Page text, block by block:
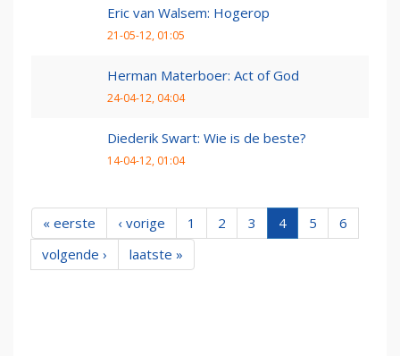
Eric van Walsem: Hogerop
21-05-12, 01:05
Herman Materboer: Act of God
24-04-12, 04:04
Diederik Swart: Wie is de beste?
14-04-12, 01:04
« eerste ‹ vorige 1 2 3 4 5
6
volgende ›
laatste »